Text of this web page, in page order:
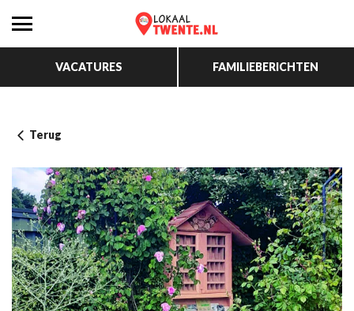
VACATURES FAMILIEBERICHTEN
Terug